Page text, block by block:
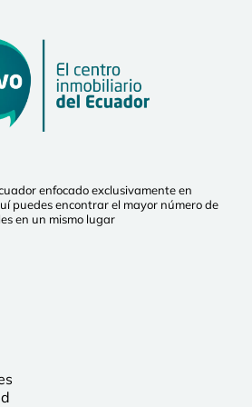
enfocado exclusivamente en
puedes encontrar el mayor número de
en un mismo lugar